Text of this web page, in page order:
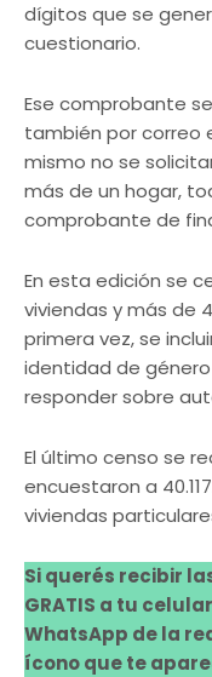
dígitos que se
cuestionario.
Ese comprobante
también por correo
mismo no se
más de un hogar,
comprobante de
En esta edición se
viviendas y más de
primera vez, se
identidad de
responder sobre
El último censo se
encuestaron a
viviendas
Si querés recibir
GRATIS a tu
WhatsApp de la
ícono que te